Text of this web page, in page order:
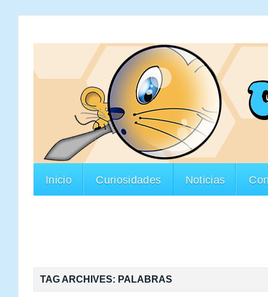
Inicio Curiosidades Noticias
TAG ARCHIVES: PALABRAS